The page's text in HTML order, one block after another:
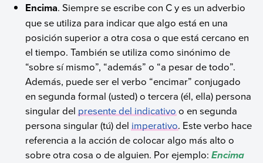
Encima. Siempre se escribe con C y es un adverbio
que se utiliza para indicar que algo está en una
posición superior a otra cosa o que está cercano en
el tiempo. También se utiliza como sinónimo de
“sobre sí mismo”, “además” o “a pesar de todo”.
Además, puede ser el verbo “encimar” conjugado
en segunda formal (usted) o tercera (él, ella) persona
singular delpresente del indicativoo en segunda
persona singular (tú) delimperativo. Este verbo hace
referencia a la acción de colocar algo más alto o
sobre otra cosa o de alguien. Por ejemplo:Encima